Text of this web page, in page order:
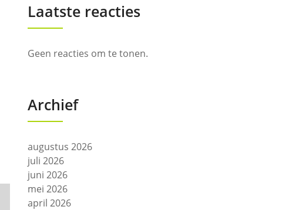
Laatste reacties
Geen reacties om te tonen.
Archief
augustus 2026
juli 2026
juni 2026
mei 2026
april 2026